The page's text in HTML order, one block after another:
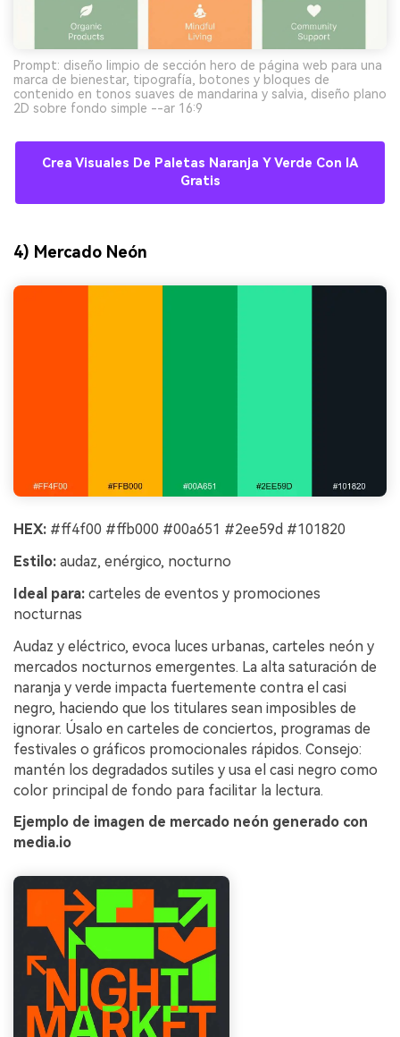
Prompt: diseño limpio de sección hero de página web para una
marca de bienestar, tipografía, botones y bloques de
contenido en tonos suaves de mandarina y salvia, diseño plano
2D sobre fondo simple --ar 16:9
Crea Visuales De Paletas Naranja Y Verde Con IA
Gratis
4) Mercado Neón
HEX: #ff4f00 #ffb000 #00a651 #2ee59d #101820
Estilo: audaz, enérgico, nocturno
Ideal para: carteles de eventos y promociones
nocturnas
Audaz y eléctrico, evoca luces urbanas, carteles neón y
mercados nocturnos emergentes. La alta saturación de
naranja y verde impacta fuertemente contra el casi
negro, haciendo que los titulares sean imposibles de
ignorar. Úsalo en carteles de conciertos, programas de
festivales o gráficos promocionales rápidos. Consejo:
mantén los degradados sutiles y usa el casi negro como
color principal de fondo para facilitar la lectura.
Ejemplo de imagen de mercado neón generado con
media.io